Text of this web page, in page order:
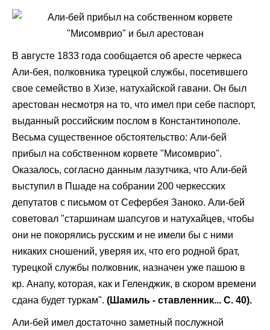
В августе 1833 года сообщается об аресте черкеса
Али-бея, полковника турецкой службы, посетившего
свое семейство в Хизе, натухайской гавани. Он был
арестован несмотря на то, что имел при себе паспорт,
выданный российским послом в Константинополе.
Весьма существенное обстоятельство: Али-бей
прибыл на собственном корвете "Мисомврио".
Оказалось, согласно данным лазутчика, что Али-бей
выступил в Пшаде на собрании 200 черкесских
депутатов с письмом от Сефербея Заноко. Али-бей
советовал "старшинам шапсугов и натухайцев, чтобы
они не покорялись русским и не имели бы с ними
никаких сношений, уверяя их, что его родной брат,
турецкой службы полковник, назначен уже пашою в
кр. Анапу, которая, как и Геленджик, в скором времени
сдана будет туркам". (Шамиль - ставленник... С. 40).
Али-бей имел достаточно заметный послужной